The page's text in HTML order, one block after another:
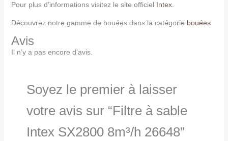
Pour plus d’informations visitez le site officiel Intex.
Découvrez notre gamme de bouées dans la catégorie bouées
Avis
Il n’y a pas encore d’avis.
Soyez le premier à laisser
votre avis sur “Filtre à sable
Intex SX2800 8m³/h 26648”